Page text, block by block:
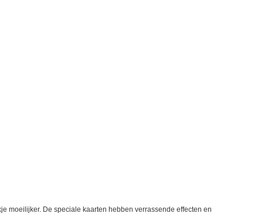
moeilijker. De speciale kaarten hebben verrassende effecten en